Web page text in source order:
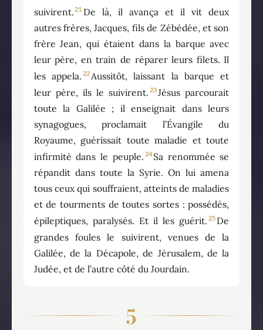
suivirent.21 De là, il avança et il vit deux
autres frères, Jacques, fils de Zébédée, et son
frère Jean, qui étaient dans la barque avec
leur père, en train de réparer leurs filets. Il
les appela. 22Aussitôt, laissant la barque et
leur père, ils le suivirent. 23Jésus parcourait
toute la Galilée ; il enseignait dans leurs
synagogues, proclamait l’Évangile du
Royaume, guérissait toute maladie et toute
infirmité dans le peuple. 24 Sa renommée se
répandit dans toute la Syrie. On lui amena
tous ceux qui souffraient, atteints de maladies
et de tourments de toutes sortes : possédés,
épileptiques, paralysés. Et il les guérit. 25 De
grandes foules le suivirent, venues de la
Galilée, de la Décapole, de Jérusalem, de la
Judée, et de l’autre côté du Jourdain.
5